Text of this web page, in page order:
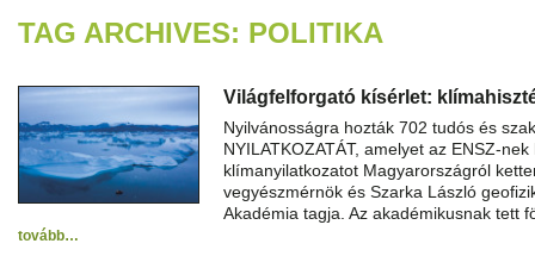
TAG ARCHIVES: POLITIKA
Világfelforgató kísérlet:
Nyilvánosságra hozták 702 tudós és
NYILATKOZATÁT, amelyet az ENSZ-
klímanyilatkozatot Magyarországról
vegyészmérnök és Szarka László
Akadémia tagja. Az akadémikusnak tett
tovább…